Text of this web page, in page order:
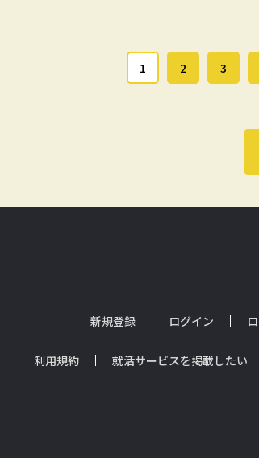
1 2 3
新規登録 ログイン
利用規約 就活サービスを掲載したい